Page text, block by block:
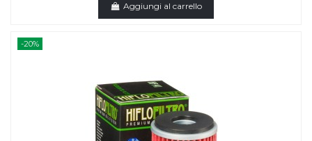
Aggiungi al carrello
-20%